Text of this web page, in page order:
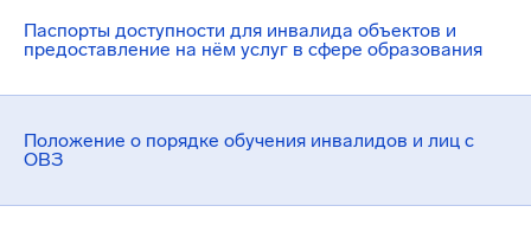
Паспорты доступности для инвалида объектов и
предоставление на нём услуг в сфере образования
Положение о порядке обучения инвалидов и лиц с
ОВЗ